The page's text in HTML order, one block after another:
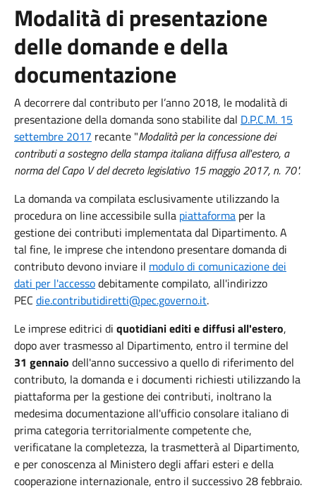
Modalità di presentazione
delle domande e della
documentazione
A decorrere dal contributo per l’anno 2018, le modalità di
presentazione della domanda sono stabilite dal D.P.C.M. 15
settembre 2017 recante "Modalità per la concessione dei
contributi a sostegno della stampa italiana diffusa all'estero, a
norma del Capo V del decreto legislativo 15 maggio 2017, n. 70".
La domanda va compilata esclusivamente utilizzando la
procedura on line accessibile sulla piattaforma per la
gestione dei contributi implementata dal Dipartimento. A
tal fine, le imprese che intendono presentare domanda di
contributo devono inviare il modulo di comunicazione dei
dati per l'accessodebitamente compilato, all'indirizzo
PEC die.contributidiretti@pec.governo.it.
Le imprese editrici di quotidiani editi e diffusi all'estero,
dopo aver trasmesso al Dipartimento, entro il termine del
31 gennaio dell'anno successivo a quello di riferimento del
contributo, la domanda e i documenti richiesti utilizzando la
piattaforma per la gestione dei contributi, inoltrano la
medesima documentazione all'ufficio consolare italiano di
prima categoria territorialmente competente che,
verificatane la completezza, la trasmetterà al Dipartimento,
e per conoscenza al Ministero degli affari esteri e della
cooperazione internazionale, entro il successivo 28 febbraio.